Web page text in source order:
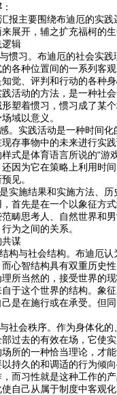
：
主要围绕布迪厄的实践
来展开，辅之扩充福柯的
辑
习。布迪厄的社会实践
各种位置间的一系列客
觉、评判和行动的各种
活动的方法，是一种社
形塑着惯习，惯习成了某
域以意义。
实践活动是一种时间化
现存事物中的未来进行实
式是体育语言所说的“游
还因为它在策略上利用时
见。
施结果和实施方法、历
首先是在一个以象征方
范畴思考人、自然世界和
为之间的关系。
共谋
与社会结构。布迪厄认
而心智结构具有双重历史
所当然的，接受世界的
于这个世界的结构。象
是在施行或在承受。但
会秩序。作为身体化的
部过去的有效在场，它使
场所的一种恰当理论，才
以持久的和调适的行为
而习性就是这种工作的
自己从属于制度中客观